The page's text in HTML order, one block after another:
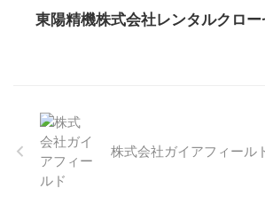
東陽精機株式会社レンタルクロー
株式会社ガイアフィール